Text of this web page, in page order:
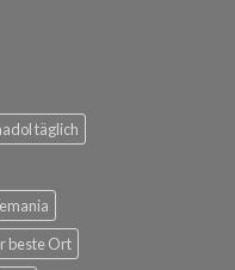
täglich
beste Ort